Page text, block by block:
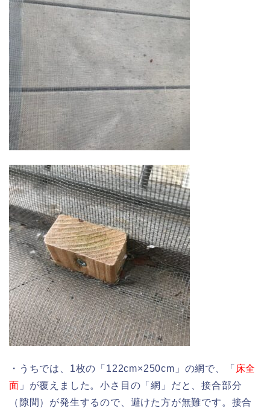
・うちでは、1枚の「122cm×250cm」の網で、「 床全
面 」が覆えました。小さ目の「網」だと、接合部分
（隙間）が発生するので、避けた方が無難です。接合